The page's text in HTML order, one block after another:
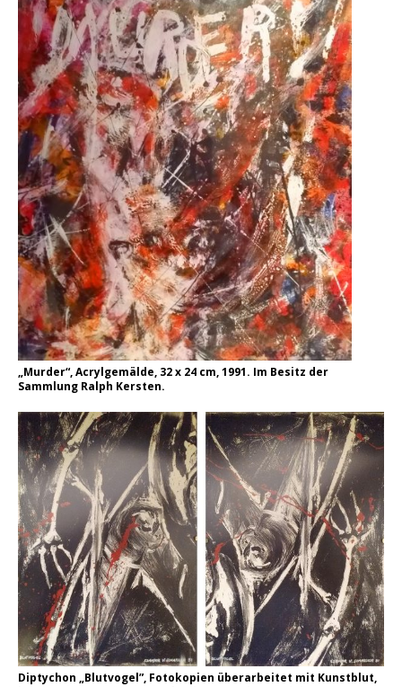
„Murder“, Acrylgemälde, 32 x 24 cm, 1991. Im Besitz der
Sammlung Ralph Kersten.
Diptychon „Blutvogel”, Fotokopien überarbeitet mit Kunstblut,